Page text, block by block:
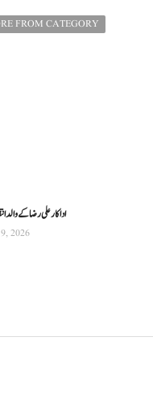
FROM CATEGORY
اداکار علی رضا کے والد
2026